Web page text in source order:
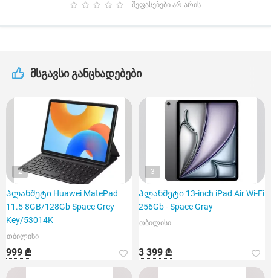
შეფასებები არ არის
მსგავსი განცხადებები
2
Პლანშეტი Huawei MatePad
11.5 8GB/128Gb Space Grey
Key/53014K
თბილისი
999 ₾
3
Პლანშეტი 13-inch iPad Air Wi-Fi
256Gb - Space Gray
თბილისი
3 399 ₾